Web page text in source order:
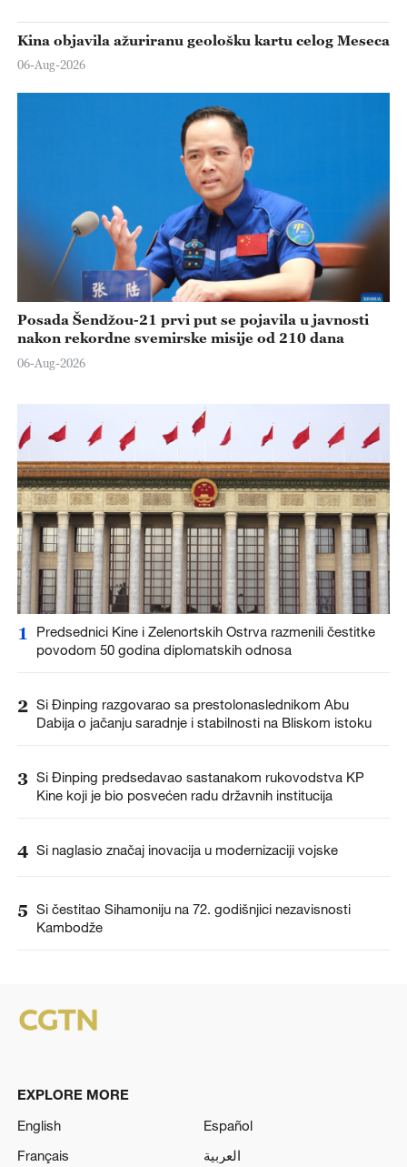
Kina objavila ažuriranu geološku kartu celog Meseca
06-Aug-2026
Posada Šendžou-21 prvi put se pojavila u javnosti
nakon rekordne svemirske misije od 210 dana
06-Aug-2026
1
Predsednici Kine i Zelenortskih Ostrva razmenili čestitke
povodom 50 godina diplomatskih odnosa
2 Si Đinping razgovarao sa prestolonaslednikom Abu
Dabija o jačanju saradnje i stabilnosti na Bliskom istoku
3 Si Đinping predsedavao sastanakom rukovodstva KP
Kine koji je bio posvećen radu državnih institucija
4 Si naglasio značaj inovacija u modernizaciji vojske
5 Si čestitao Sihamoniju na 72. godišnjici nezavisnosti
Kambodže
EXPLORE MORE
English
Español
Français
العربية